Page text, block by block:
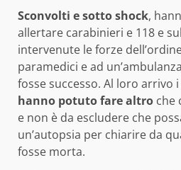
Sconvolti e sotto shock,
allertare carabinieri e 118 e
intervenute le forze
paramedici e ad
fosse successo. Al loro arrivo
hanno potuto fare altro che
e non è da escludere che
un’autopsia per chiarire da
fosse morta.